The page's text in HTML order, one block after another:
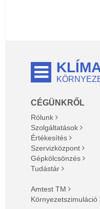
CÉGÜNKRŐL
Rólunk
Szolgáltatások
Értékesítés
Szervizközpont
Gépkölcsönzés
Tudástár
Amtest TM
Környezetszimuláció